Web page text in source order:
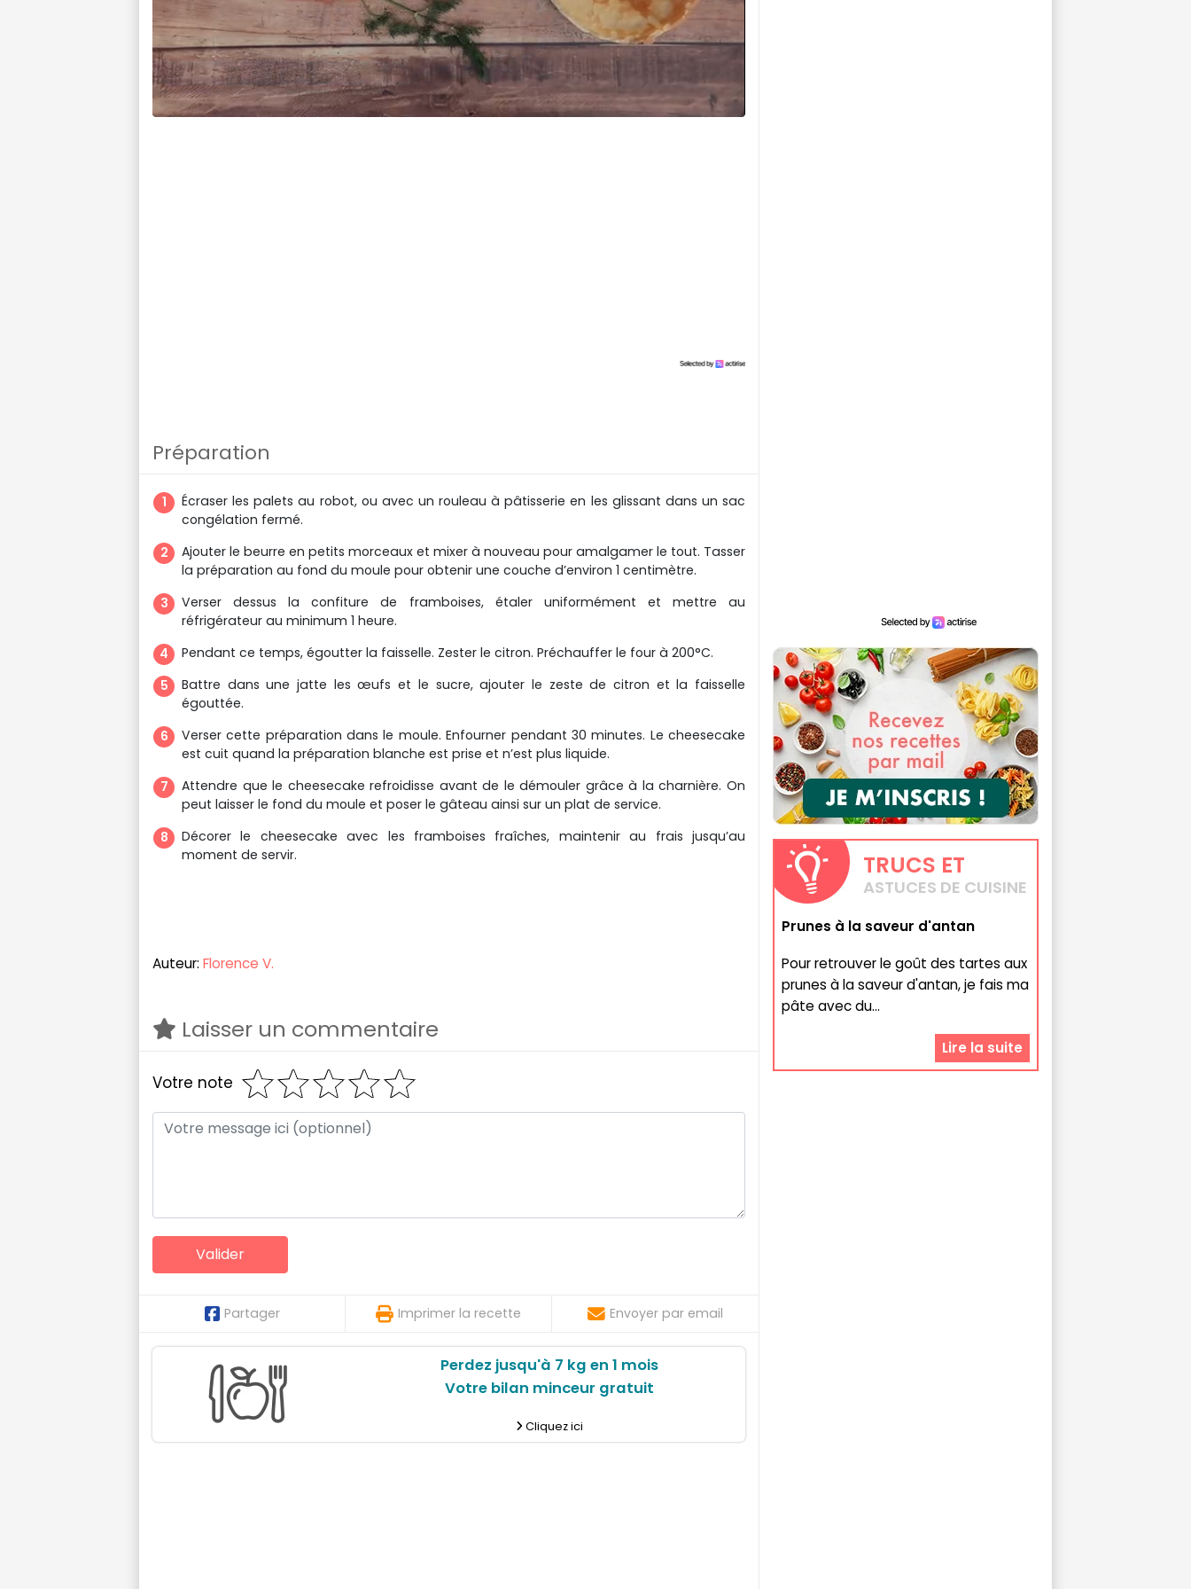
Préparation
Écraser les palets au robot, ou avec un rouleau à pâtisserie en les glissant dans un sac
congélation fermé.
Ajouter le beurre en petits morceaux et mixer à nouveau pour amalgamer le tout. Tasser
la préparation au fond du moule pour obtenir une couche d’environ 1 centimètre.
Verser dessus la confiture de framboises, étaler uniformément et mettre au
réfrigérateur au minimum 1 heure.
Pendant ce temps, égoutter la faisselle. Zester le citron. Préchauffer le four à 200°C.
Battre dans une jatte les œufs et le sucre, ajouter le zeste de citron et la faisselle
égouttée.
Verser cette préparation dans le moule. Enfourner pendant 30 minutes. Le cheesecake
est cuit quand la préparation blanche est prise et n’est plus liquide.
Attendre que le cheesecake refroidisse avant de le démouler grâce à la charnière. On
peut laisser le fond du moule et poser le gâteau ainsi sur un plat de service.
Décorer le cheesecake avec les framboises fraîches, maintenir au frais jusqu’au
moment de servir.
Auteur: Florence V.
Laisser un commentaire
Votre note
Partager Imprimer la recette Envoyer par email
Perdez jusqu'à 7 kg en 1 mois
Votre bilan minceur gratuit
Cliquez ici
TRUCS ET
ASTUCES DE CUISINE
Prunes à la saveur d'antan
Pour retrouver le goût des tartes aux
prunes à la saveur d'antan, je fais ma
pâte avec du...
Lire la suite